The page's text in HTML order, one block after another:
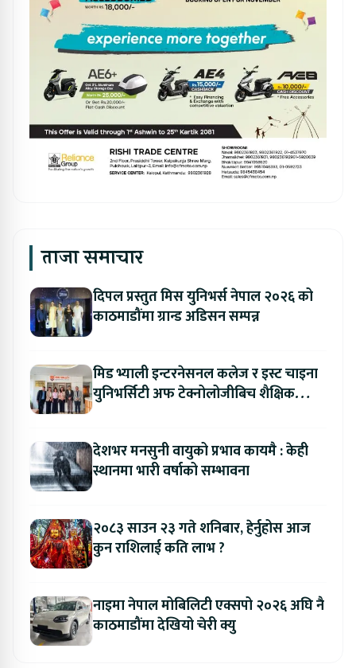
ताजा समाचार
दिपल प्रस्तुत मिस युनिभर्स नेपाल २०२६ को
काठमाडौंमा ग्रान्ड अडिसन सम्पन्न
मिड भ्याली इन्टरनेसनल कलेज र इस्ट चाइना
युनिभर्सिटी अफ टेक्नोलोजीबिच शैक्षिक
देशभर मनसुनी वायुको प्रभाव कायमै : केही
स्थानमा भारी वर्षाको सम्भावना
२०८३ साउन २३ गते शनिबार, हेर्नुहोस आज
कुन राशिलाई कति लाभ ?
नाइमा नेपाल मोबिलिटी एक्सपो २०२६ अघि नै
काठमाडौंमा देखियो चेरी क्यु